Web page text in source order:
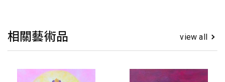
相關藝術品 view all